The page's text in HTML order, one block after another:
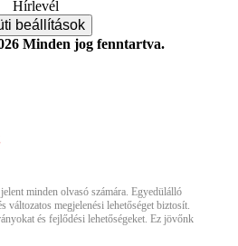
Hírlevél
beállítások
Minden jog fenntartva.
minden olvasó számára. Egyedülálló
változatos megjelenési lehetőséget biztosít.
és fejlődési lehetőségeket. Ez jövőnk